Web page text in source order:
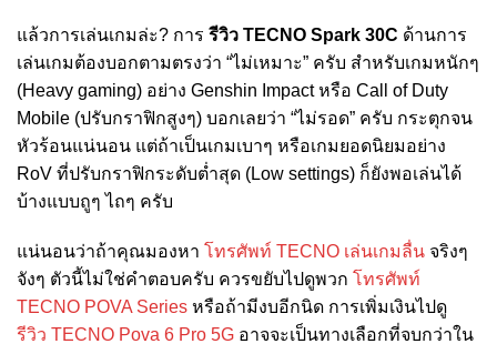
แล้วการเล่นเกมล่ะ? การ รีวิว TECNO Spark 30C ด้านการ
เล่นเกมต้องบอกตามตรงว่า “ไม่เหมาะ” ครับ สำหรับเกมหนักๆ
(Heavy gaming) อย่าง Genshin Impact หรือ Call of Duty
Mobile (ปรับกราฟิกสูงๆ) บอกเลยว่า “ไม่รอด” ครับ กระตุกจน
หัวร้อนแน่นอน แต่ถ้าเป็นเกมเบาๆ หรือเกมยอดนิยมอย่าง
RoV ที่ปรับกราฟิกระดับต่ำสุด (Low settings) ก็ยังพอเล่นได้
บ้างแบบถูๆ ไถๆ ครับ
แน่นอนว่าถ้าคุณมองหา โทรศัพท์ TECNO เล่นเกมลื่น จริงๆ
จังๆ ตัวนี้ไม่ใช่คำตอบครับ ควรขยับไปดูพวก โทรศัพท์
TECNO POVA Series หรือถ้ามีงบอีกนิด การเพิ่มเงินไปดู
รีวิว TECNO Pova 6 Pro 5G อาจจะเป็นทางเลือกที่จบกว่าใน